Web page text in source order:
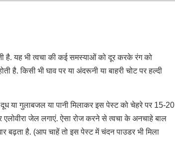
है. यह भी त्वचा की कई समस्याओं को दूर करके रंग को
है. किसी भी घाव पर या अंदरूनी या बाहरी चोट पर हल्दी
या गुलाबजल या पानी मिलाकर इस पेस्ट को चेहरे पर 15-20
जेल लगाएं. ऐसा रोज करने से त्वचा के अनचाहे बाल
बढ़ता है. (आप चाहें तो इस पेस्ट में चंदन पाउडर भी मिला